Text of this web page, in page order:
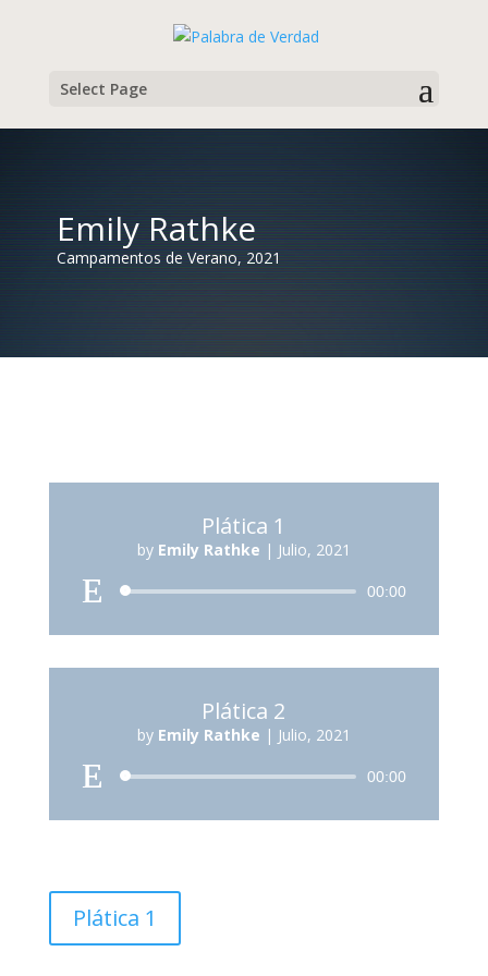
Select Page
Emily Rathke
Campamentos de Verano, 2021
Plática 1
by Emily Rathke | Julio, 2021
Reproductor
audio
00:00
Plática 2
by Emily Rathke | Julio, 2021
Reproductor
audio
00:00
Plática 1